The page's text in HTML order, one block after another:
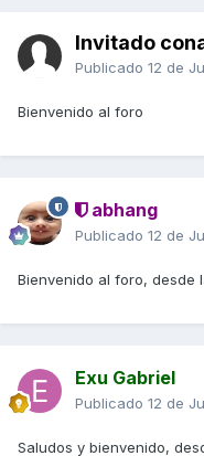
Invitado
Publicado 12 de
Bienvenido al foro
abhang
Publicado 12 de
Bienvenido al foro, desde
Exu Gabriel
Publicado 12 de
Saludos y bienvenido,